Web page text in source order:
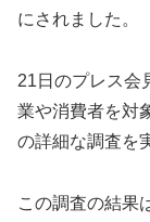
にされました。
21日のプレス会
業や消費者を対
の詳細な調査を
この調査の結果